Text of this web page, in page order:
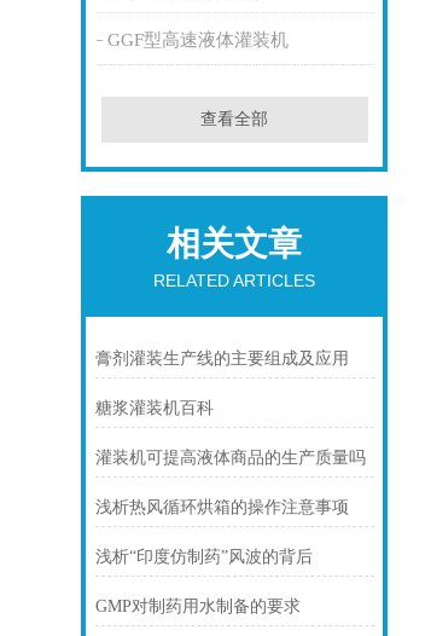
GGF型高速液体灌装机
查看全部
相关文章
RELATED ARTICLES
膏剂灌装生产线的主要组成及应用
糖浆灌装机百科
灌装机可提高液体商品的生产质量吗
浅析热风循环烘箱的操作注意事项
浅析“印度仿制药”风波的背后
GMP对制药用水制备的要求